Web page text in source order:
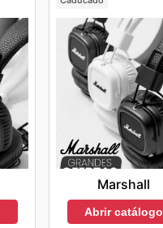
Marshall
Abrir catálogo